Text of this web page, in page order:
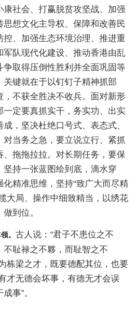
康社会、打赢脱贫攻坚战、加强
思想文化主导权、保障和改善民
控、加强生态环境治理、推进重
军队现代化建设、推动香港由乱
争取得压倒性胜利并全面巩固等
关键就在于以钉钉子精神抓部
，不获全胜决不收兵。面对新形
一定要真抓实干，务实功、出实
，坚决杜绝口号式、表态式、
对当务之急，要立说立行、紧抓
、拖拖拉拉。对长期任务，要保
坚持一张蓝图绘到底，滴水穿
精准思维，坚持“致广大而尽精
大局、操作中细致精当，以绣花
到位。
。 古人说：“君子不患位之不
不耻禄之不夥，而耻智之不
栋梁之才，既要德配其位，也要
才无德会坏事，有德无才会误
事”。